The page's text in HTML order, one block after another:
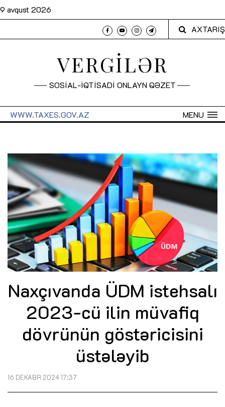
9 avqust 2026
AXTARIŞ
VERGİLƏR
SOSİAL-İQTİSADİ ONLAYN QƏZET
MENU
WWW.TAXES.GOV.AZ
Naxçıvanda ÜDM istehsalı
2023-cü ilin müvafiq
dövrünün göstəricisini
üstələyib
16 DEKABR 2024 17:37